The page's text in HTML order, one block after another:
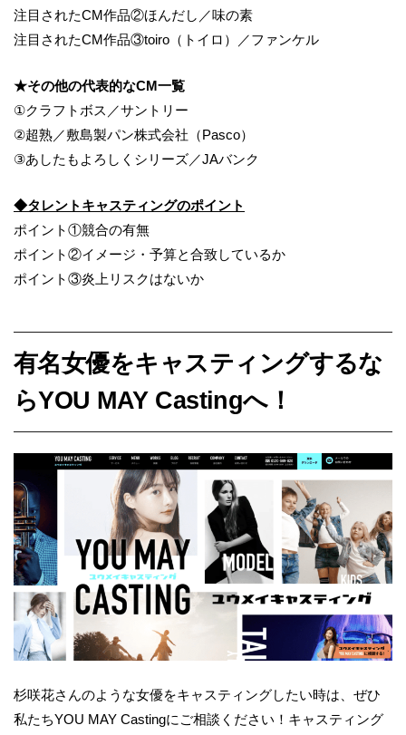
注目されたCM作品②ほんだし／味の素
注目されたCM作品③toiro（トイロ）／ファンケル
★その他の代表的なCM一覧
①クラフトボス／サントリー
②超熟／敷島製パン株式会社（Pasco）
③あしたもよろしくシリーズ／JAバンク
◆タレントキャスティングのポイント
ポイント①競合の有無
ポイント②イメージ・予算と合致しているか
ポイント③炎上リスクはないか
有名女優をキャスティングするな
らYOU MAY Castingへ！
杉咲花さんのような女優をキャスティングしたい時は、ぜひ
私たちYOU MAY Castingにご相談ください！キャスティング